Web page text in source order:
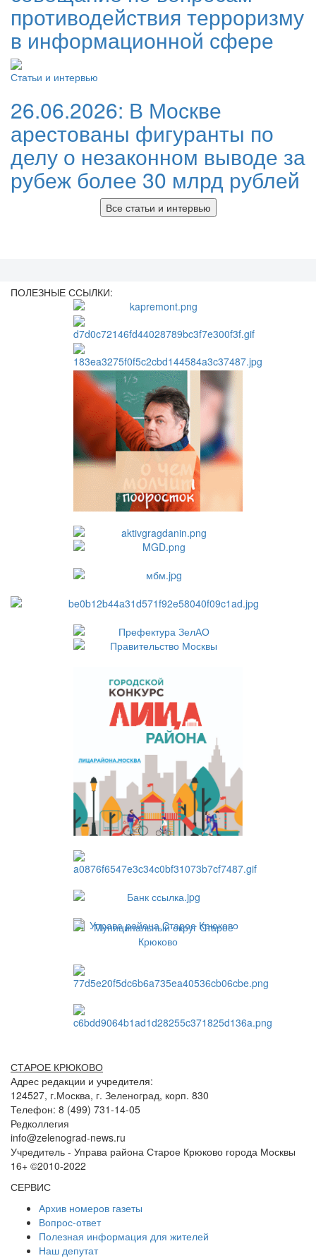
противодействия терроризму
в информационной сфере
Статьи и интервью
26.06.2026: В Москве
арестованы фигуранты по
делу о незаконном выводе за
рубеж более 30 млрд рублей
Все статьи и интервью
ПОЛЕЗНЫЕ ССЫЛКИ:
СТАРОЕ КРЮКОВО
Адрес редакции и учредителя:
124527, г.Москва, г. Зеленоград, корп. 830
Телефон: 8 (499) 731-14-05
Редколлегия
info@zelenograd-news.ru
Учредитель - Управа района Старое Крюково города Москвы
16+ ©2010-2022
СЕРВИС
Архив номеров газеты
Вопрос-ответ
Полезная информация для жителей
Наш депутат